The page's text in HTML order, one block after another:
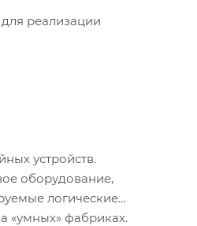
реализации
устройств.
оборудование,
логические
«умных» фабриках.